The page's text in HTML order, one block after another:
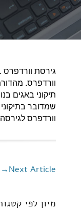
תיקוני באגים
שמדובר
וורדפרס לגירסה הנוכחית
Next Article
→
מיון לפי